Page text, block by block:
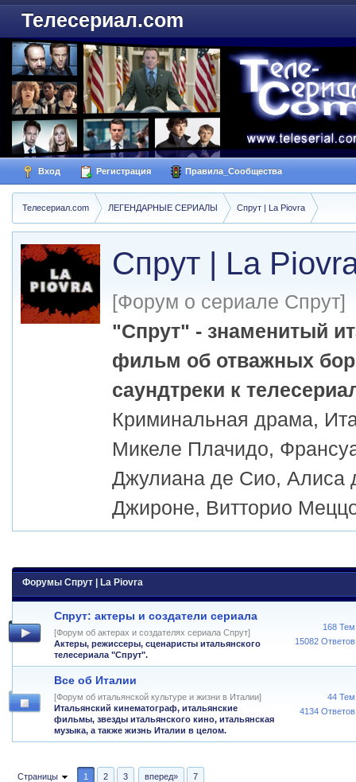
Телесериал.com
Вход Регистрация Правила_Сообщества
Телесериал.com ЛЕГЕНДАРНЫЕ СЕРИАЛЫ Спрут | La Piovra
Спрут | La
[Форум о сериале Спрут]
"Спрут" - знаменитый
фильм об отважных
саундтреки к
Криминальная драма,
Микеле Плачидо,
Джулиана де Сио, Алиса
Джироне, Витторио
Форумы Спрут | La Piovra
Спрут: актеры и создатели сериала
[Форум об актерах и создателях сериала Спрут]
Актеры, режиссеры, сценаристы итальянского
телесериала "Спрут".
168 Тем
15082 Ответов
Все об Италии
[Форум об итальянской культуре и жизни в Италии]
Итальянский кинематограф, итальянские
фильмы, звезды итальянского кино, итальянская
музыка, а также жизнь Италии в целом.
44 Тем
4134 Ответов
Страницы 1 2 3 вперед» 7